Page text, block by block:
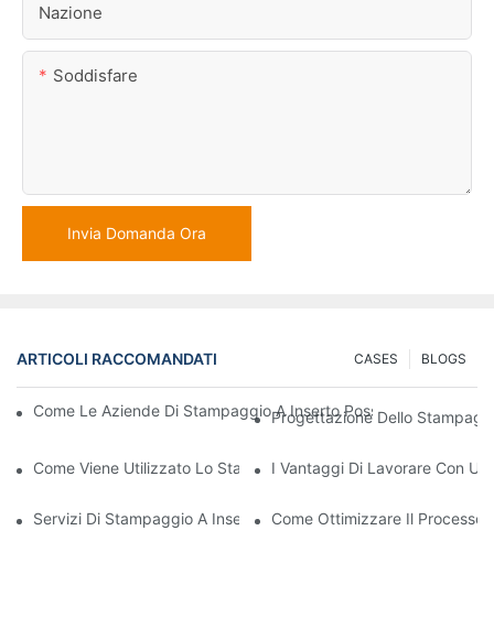
Nazione
Soddisfare
Invia Domanda Ora
ARTICOLI RACCOMANDATI BLOGS
CASES
Come Le Aziende Di Stampaggio A Inserto Possono Gestire
Progettazione Dello
Come Viene Utilizzato Lo Stampaggio Di Inserti In Plastica Per
I Vantaggi Di Lavorare Con
Servizi Di Stampaggio A Inserto: Perché Sono La Scelta
Come Ottimizzare Il Processo